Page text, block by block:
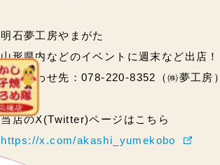
明石夢工房やまがた
山形県内などのイベントに週末など出店！
問い合わせ先：078-220-8352（㈱夢工房）
当店のX(Twitter)ページはこちら
https://x.com/akashi_yumekobo